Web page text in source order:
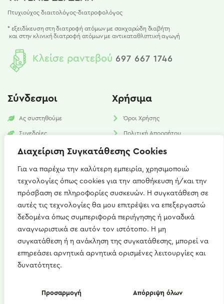
Διαχείριση Συγκατάθεσης Cookies
Για να παρέχω την καλύτερη εμπειρία, χρησιμοποιώ
τεχνολογίες όπως cookies για την αποθήκευση ή/και την
πρόσβαση σε πληροφορίες συσκευών. Η συγκατάθεση σε
αυτές τις τεχνολογίες θα μου επιτρέψει να επεξεργαστώ
δεδομένα όπως συμπεριφορά περιήγησης ή μοναδικά
αναγνωριστικά σε αυτόν τον ιστότοπο. Η μη
συγκατάθεση ή η ανάκληση της συγκατάθεσης, μπορεί να
επηρεάσει αρνητικά αρνητικά ορισμένες λειτουργίες και
δυνατότητες.
Προσαρμογή Απόρριψη όλων
Πτυχιούχος διαιτολόγος-διατροφολόγος
* εξειδίκευση στη διατροφή ατόμων με σακχαρώδη διαβήτη
και στην κλινική διατροφή ατόμων με αντικαταθλιπτική αγωγή
Κλείσε ραντεβού 697 667 1746
Σύνδεσμοι
Ας συστηθούμε
Συνεδρίες
Υπηρεσίες
Χρήσιμα
Όροι Χρήσης
Πολιτική Απορρήτου
Πολιτική Cookies​
Επικοινωνία
+(30) 697 667 1746
artemis.zerdeli@gmail.com
Δευ - Παρ : 09:00 - 21:00
Copyright © 2022 diet4u.gr | Άρτεμις Ζερδελή